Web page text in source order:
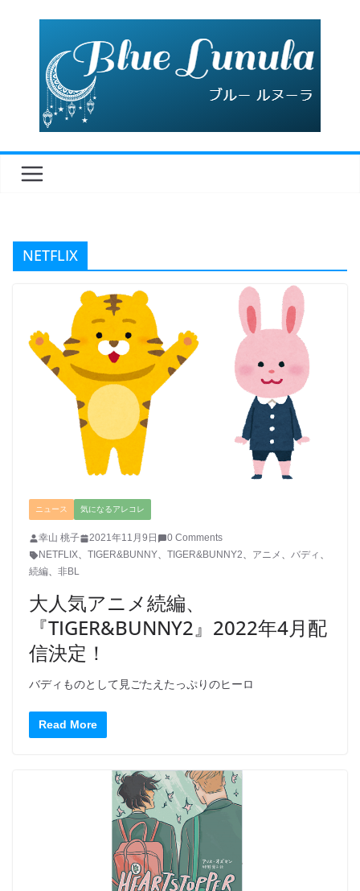
NETFLIX
ニュース 気になるアレコレ
幸山 桃子 2021年11月9日
0 Comments
NETFLIX、 TIGER&BUNNY、 TIGER&BUNNY2、 アニメ 、 バディ 、
続編、 非BL
大人気アニメ続編、
『TIGER&BUNNY2』2022年4月配
信決定！
バディものとして見ごたえたっぷりのヒーロ
Read More